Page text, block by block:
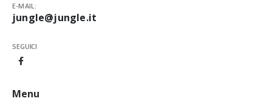
E-MAIL:
jungle@jungle.it
SEGUICI
Menu